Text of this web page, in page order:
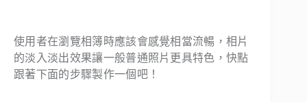
使用者在瀏覽相簿時應該會感覺相當流暢，相片
的淡入淡出效果讓一般普通照片更具特色，快點
跟著下面的步驟製作一個吧！